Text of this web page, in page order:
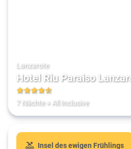
Lanzarote
Hotel Riu Paraiso
4.5
7 Nächte+ All Inclusive
Insel des ewigen Frühlings